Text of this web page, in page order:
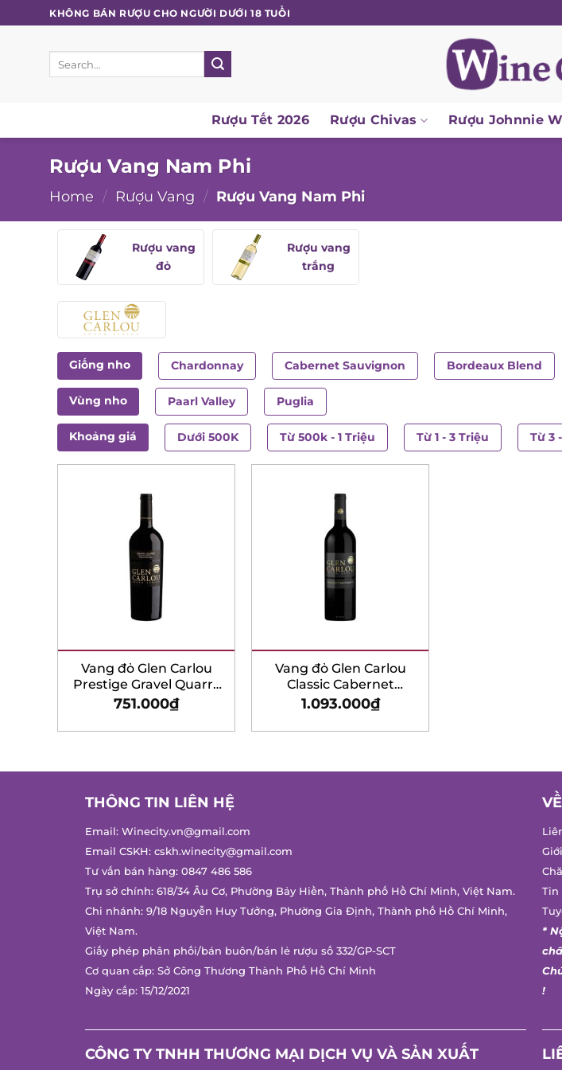
to
content
KHÔNG BÁN RƯỢU CHO NGƯỜI DƯỚI 18 TUỔI
Rượu Tết 2026 Rượu Chivas Rượu Johnnie
Rượu Vang Nam Phi
Home / Rượu Vang / Rượu Vang Nam Phi
Rượu vang
đỏ
Rượu vang
trắng
Giống nho Chardonnay Cabernet Sauvignon Bordeaux Blend
Vùng nho Paarl Valley Puglia
Khoảng giá Dưới 500K Từ 500k - 1 Triệu Từ 1 - 3 Triệu Từ 3
Vang đỏ Glen Carlou
Prestige Gravel Quarry
Cabernet Sauvignon
751.000₫
Vang đỏ Glen Carlou
Classic Cabernet
Sauvignon
1.093.000₫
THÔNG TIN LIÊN HỆ
Email: Winecity.vn@gmail.com
Email CSKH: cskh.winecity@gmail.com
Tư vấn bán hàng: 0847 486 586
Trụ sở chính: 618/34 Âu Cơ, Phường Bảy Hiền, Thành phố Hồ Chí Minh, Việt Nam.
Chi nhánh: 9/18 Nguyễn Huy Tưởng, Phường Gia Định, Thành phố Hồ Chí Minh,
Việt Nam.
Giấy phép phân phối/bán buôn/bán lẻ rượu số 332/GP-SCT
Cơ quan cấp: Sở Công Thương Thành Phố Hồ Chí Minh
Ngày cấp: 15/12/2021
Tin
*
!
CÔNG TY TNHH THƯƠNG MẠI DỊCH VỤ VÀ SẢN XUẤT